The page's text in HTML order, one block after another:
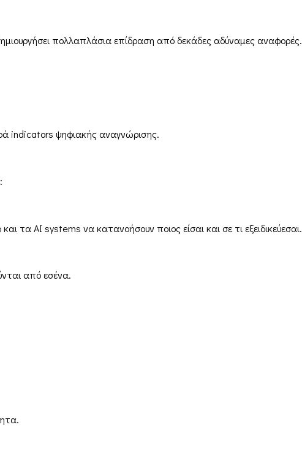
πολλαπλάσια επίδραση από δεκάδες αδύναμες αναφορές.
indicators ψηφιακής αναγνώρισης.
τα AI systems να κατανοήσουν ποιος είσαι και σε τι εξειδικεύεσαι.
από εσένα.